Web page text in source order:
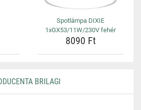
Spotlámpa DIXIE
1xGX53/11W/230V fehér
8090 Ft
BRILAGI